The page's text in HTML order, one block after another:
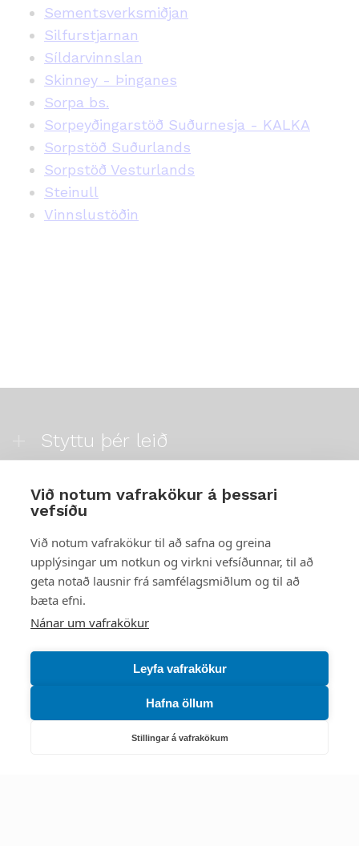
Við notum vafrakökur á þessari
vefsíðu
Við notum vafrakökur til að safna og greina
upplýsingar um notkun og virkni vefsíðunnar, til að
geta notað lausnir frá samfélagsmiðlum og til að
bæta efni.
Nánar um vafrakökur
Leyfa vafrakökur
Hafna öllum
Stillingar á vafrakökum
Sementsverksmiðjan
Silfurstjarnan
Síldarvinnslan
Skinney - Þinganes
Sorpa bs.
Sorpeyðingarstöð Suðurnesja - KALKA
Sorpstöð Suðurlands
Sorpstöð Vesturlands
Steinull
Vinnslustöðin
Styttu þér leið
Náttúruverndarstofnun
Netfang: nattura@nattura.is
Sími: 55 66 800
Umhverfis- og orkustofnun